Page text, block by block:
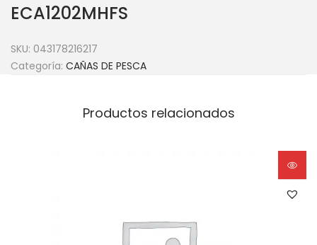
ECA1202MHFS
SKU: 043178216217
Categoría: CAÑAS DE PESCA
Productos relacionados